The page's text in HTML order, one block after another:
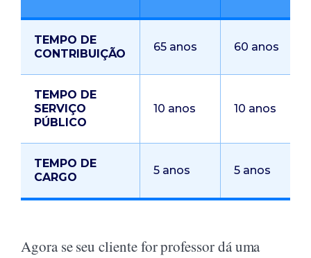
TEMPO DE
CONTRIBUIÇÃO
65 anos 60 anos
TEMPO DE
SERVIÇO
PÚBLICO
10 anos 10 anos
TEMPO DE
CARGO
5 anos 5 anos
Agora se seu cliente for professor dá uma